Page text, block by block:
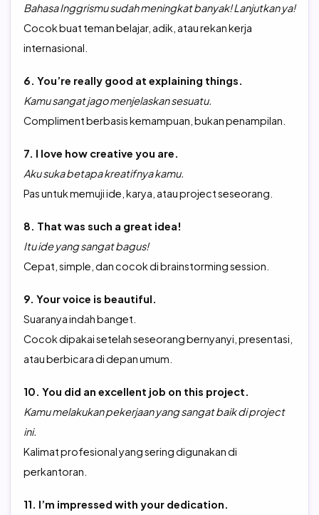
Bahasa Inggrismu sudah meningkat banyak! Lanjutkan ya!
Cocok buat teman belajar, adik, atau rekan kerja
internasional.
6. You’re really good at explaining things.
Kamu sangat jago menjelaskan sesuatu.
Compliment berbasis kemampuan, bukan penampilan.
7. I love how creative you are.
Aku suka betapa kreatifnya kamu.
Pas untuk memuji ide, karya, atau project seseorang.
8. That was such a great idea!
Itu ide yang sangat bagus!
Cepat, simple, dan cocok di brainstorming session.
9. Your voice is beautiful.
Suaranya indah banget.
Cocok dipakai setelah seseorang bernyanyi, presentasi,
atau berbicara di depan umum.
10. You did an excellent job on this project.
Kamu melakukan pekerjaan yang sangat baik di project
ini.
Kalimat profesional yang sering digunakan di
perkantoran.
11. I’m impressed with your dedication.